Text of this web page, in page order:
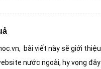
bài viết này sẽ giới thiệu
nước ngoài, hy vọng